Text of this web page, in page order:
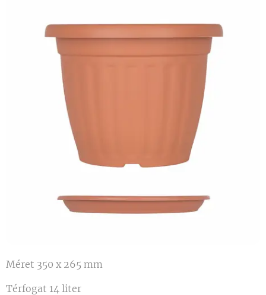
Méret 350 x 265 mm
Térfogat 14 liter